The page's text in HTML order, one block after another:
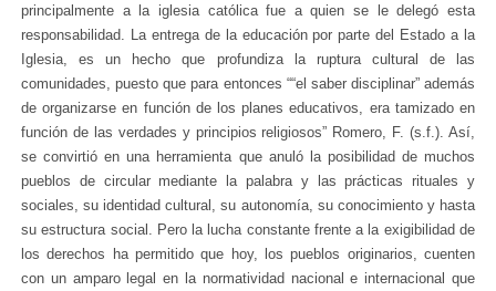
principalmente a la iglesia católica fue a quien se le delegó esta
responsabilidad. La entrega de la educación por parte del Estado a la
Iglesia, es un hecho que profundiza la ruptura cultural de las
comunidades, puesto que para entonces ““el saber disciplinar” además
de organizarse en función de los planes educativos, era tamizado en
función de las verdades y principios religiosos” Romero, F. (s.f.). Así,
se convirtió en una herramienta que anuló la posibilidad de muchos
pueblos de circular mediante la palabra y las prácticas rituales y
sociales, su identidad cultural, su autonomía, su conocimiento y hasta
su estructura social. Pero la lucha constante frente a la exigibilidad de
los derechos ha permitido que hoy, los pueblos originarios, cuenten
con un amparo legal en la normatividad nacional e internacional que